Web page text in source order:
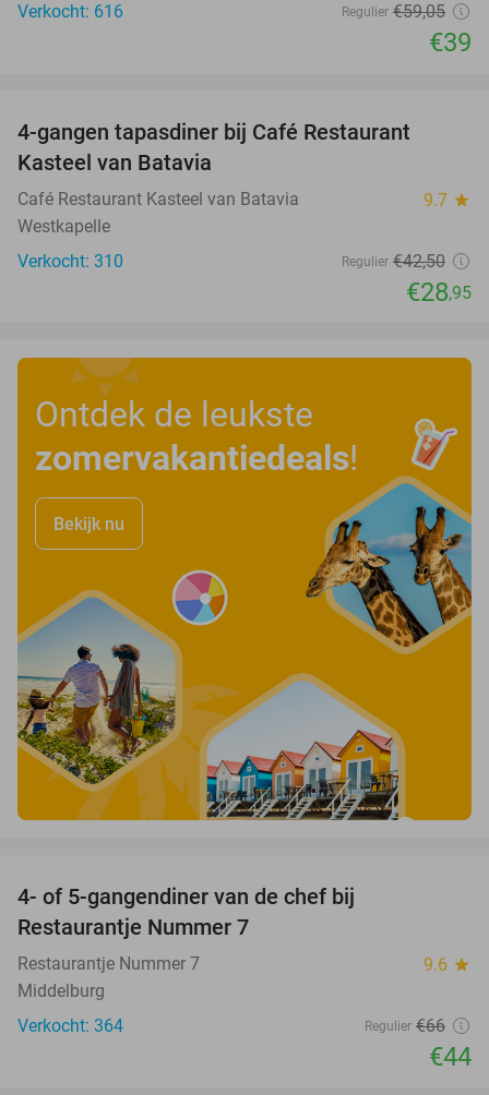
Verkocht: 616
Regulier €59,05
€39
4-gangen tapasdiner bij Café Restaurant
Kasteel van Batavia
Café Restaurant Kasteel van Batavia 9.7 star
Westkapelle
Verkocht: 310
Regulier €42,50
€28,95
Ontdek de leukste
zomervakantiedeals!
Bekijk nu
4- of 5-gangendiner van de chef bij
Restaurantje Nummer 7
Restaurantje Nummer 7 9.6 star
Middelburg
Verkocht: 364
Regulier €66
€44